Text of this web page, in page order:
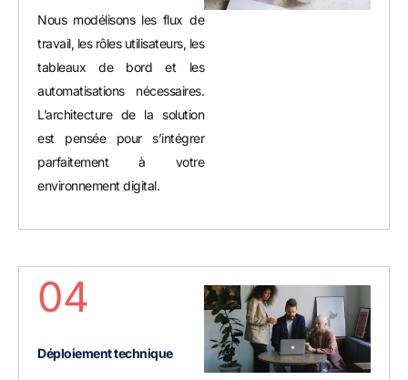
Nous modélisons les flux de
travail, les rôles utilisateurs, les
tableaux de bord et les
automatisations nécessaires.
L’architecture de la solution
est pensée pour s’intégrer
parfaitement à votre
environnement digital.
04
Déploiement technique